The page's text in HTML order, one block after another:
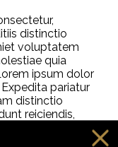
de acordo com o
distinctio
voluptatem
quia
ipsum dolor
pariatur
distinctio
reiciendis,
provident. Lorem